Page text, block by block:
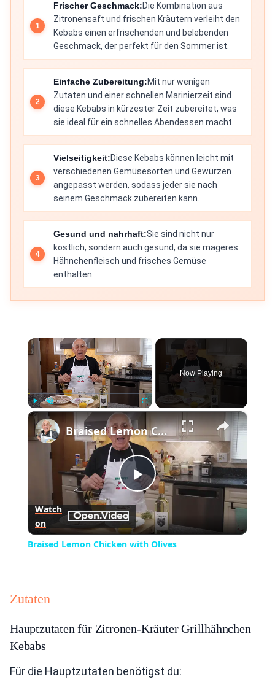
Frischer Geschmack:Die Kombination aus
Zitronensaft und frischen Kräutern verleiht den
Kebabs einen erfrischenden und belebenden
Geschmack, der perfekt für den Sommer ist.
Einfache Zubereitung:Mit nur wenigen
Zutaten und einer schnellen Marinierzeit sind
diese Kebabs in kürzester Zeit zubereitet, was
sie ideal für ein schnelles Abendessen macht.
Vielseitigkeit:Diese Kebabs können leicht mit
verschiedenen Gemüsesorten und Gewürzen
angepasst werden, sodass jeder sie nach
seinem Geschmack zubereiten kann.
Gesund und nahrhaft:Sie sind nicht nur
köstlich, sondern auch gesund, da sie mageres
Hähnchenfleisch und frisches Gemüse
enthalten.
×
Play
Now Playing
×
Play
Video
Braised Lemon Chicken with Olives
Watch
on
Braised Lemon Chicken with Olives
Zutaten
Hauptzutaten für Zitronen-Kräuter Grillhähnchen
Kebabs
Für die Hauptzutaten benötigst du: